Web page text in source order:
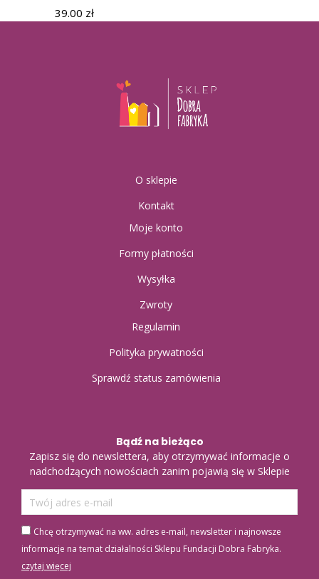
39.00 zł
O sklepie
Kontakt
Moje konto
Formy płatności
Wysyłka
Zwroty
Regulamin
Polityka prywatności
Sprawdź status zamówienia
Bądź na bieżąco
Zapisz się do newslettera, aby otrzymywać informacje o
nadchodzących nowościach zanim pojawią się w Sklepie
Chcę otrzymywać na ww. adres e-mail, newsletter i najnowsze
informacje na temat działalności Sklepu Fundacji Dobra Fabryka.
czytaj więcej